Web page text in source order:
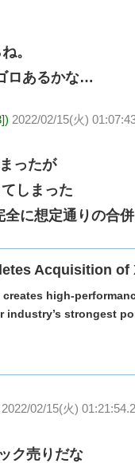
。
ロあるかな…
2022/02/15(火)
ったが
しまった
に想定通りの合
Acquisition of
high-
industry’s strongest
2022/02/15(火)
ク売りだな